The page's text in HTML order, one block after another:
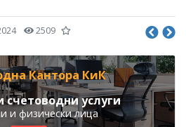
2509
Кантора КиК
счетоводни услуги
и физически лица